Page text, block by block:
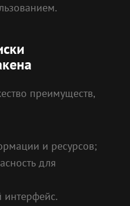
преимуществ,
и ресурсов;
для
интерфейс.